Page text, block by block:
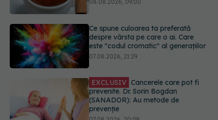
EXCLUSIV Cancerele care pot fi
prevenite. Dr. Sorin Bogdan
(SANADOR): Au metode de
Testul din deget care ar putea
indica riscul pentru 8 boli majore
07.08.2026, 18:34